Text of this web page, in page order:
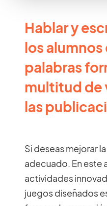
Hablar y
los
palabras
multitud de
las
Si deseas mejorar
adecuado. En este
actividades
juegos diseñados